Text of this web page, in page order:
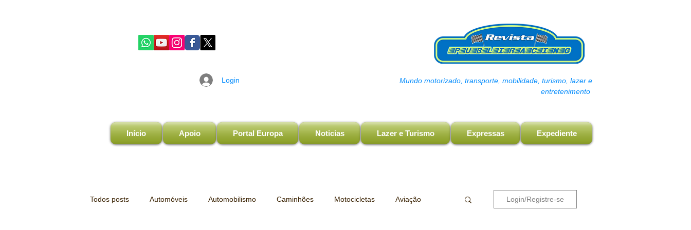
Login
Mundo motorizado, transporte, mobilidade, turismo, lazer e
entretenimento
Início Apoio Portal Europa Noticias Lazer e Turismo Expressas Expediente
Todos posts Automóveis Automobilismo Caminhões Motocicletas Aviação Login/Registre-se